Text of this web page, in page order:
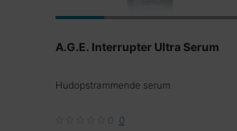
A.G.E. Interrupter Ultra Serum
Hudopstrammende serum
0